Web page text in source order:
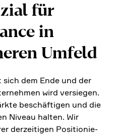
für
in
Umfeld
dem Ende und der
wird versiegen.
beschäf­tigen und die
Niveau halten. Wir
derzei­tigen Positio­nie­